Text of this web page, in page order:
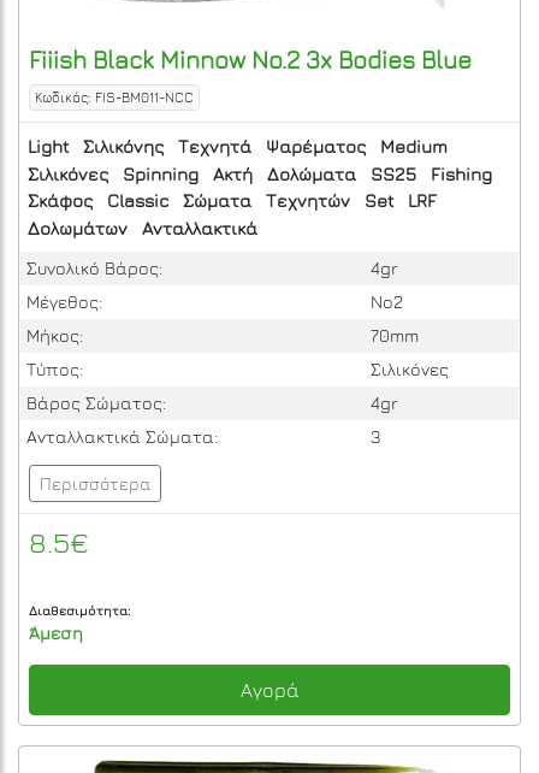
Fiiish Black Minnow No.2 3x Bodies Blue
Κωδικός: FIS-BM011-NCC
Light Σιλικόνης Τεχνητά Ψαρέματος
Medium
Σιλικόνες
Spinning Ακτή Δολώματα SS25
Fishing
Σκάφος
Classic Σώματα Τεχνητών Set
LRF
Δολωμάτων
Ανταλλακτικά
Συνολικό Βάρος:
4gr
Μέγεθος:
No2
Μήκος:
70mm
Τύπος:
Σιλικόνες
Βάρος Σώματος:
4gr
Ανταλλακτικά Σώματα:
3
Περισσότερα
8.5€
Διαθεσιμότητα:
Άμεση
Αγορά